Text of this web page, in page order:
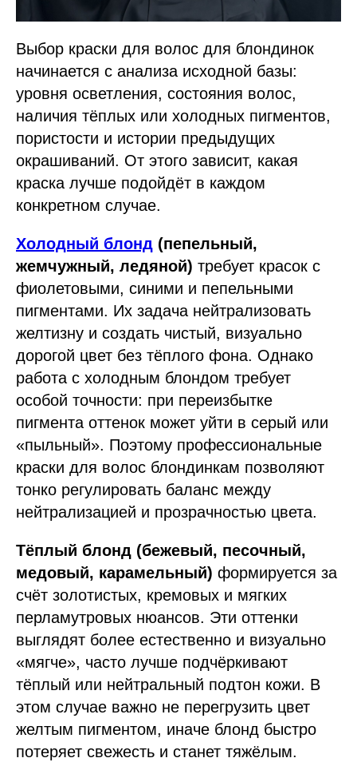
Выбор краски для волос для блондинок
начинается с анализа исходной базы:
уровня осветления, состояния волос,
наличия тёплых или холодных пигментов,
пористости и истории предыдущих
окрашиваний. От этого зависит, какая
краска лучше подойдёт в каждом
конкретном случае.
Холодный блонд (пепельный,
жемчужный, ледяной) требует красок с
фиолетовыми, синими и пепельными
пигментами. Их задача нейтрализовать
желтизну и создать чистый, визуально
дорогой цвет без тёплого фона. Однако
работа с холодным блондом требует
особой точности: при переизбытке
пигмента оттенок может уйти в серый или
«пыльный». Поэтому профессиональные
краски для волос блондинкам позволяют
тонко регулировать баланс между
нейтрализацией и прозрачностью цвета.
Тёплый блонд (бежевый, песочный,
медовый, карамельный) формируется за
счёт золотистых, кремовых и мягких
перламутровых нюансов. Эти оттенки
выглядят более естественно и визуально
«мягче», часто лучше подчёркивают
тёплый или нейтральный подтон кожи. В
этом случае важно не перегрузить цвет
желтым пигментом, иначе блонд быстро
потеряет свежесть и станет тяжёлым.